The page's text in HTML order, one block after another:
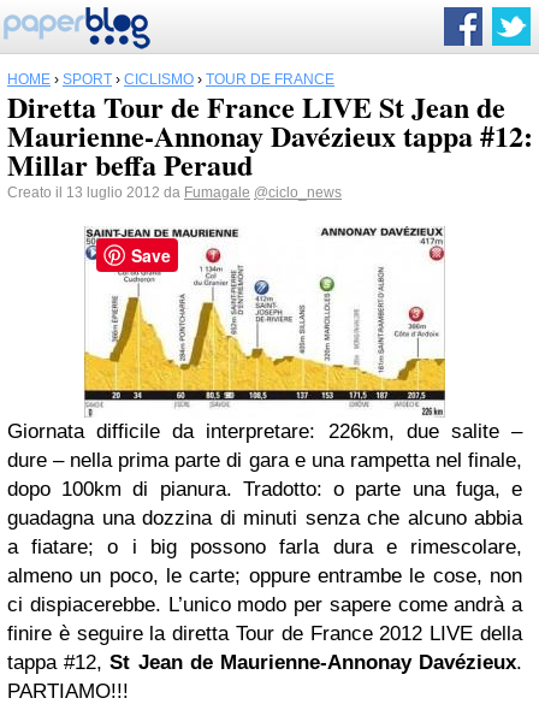
HOME › SPORT › CICLISMO › TOUR DE FRANCE
Diretta Tour de France LIVE St Jean de
Maurienne-Annonay Davézieux tappa #12:
Millar beffa Peraud
Creato il 13 luglio 2012 da Fumagale @ciclo_news
Giornata difficile da interpretare: 226km, due salite –
dure – nella prima parte di gara e una rampetta nel finale,
dopo 100km di pianura. Tradotto: o parte una fuga, e
guadagna una dozzina di minuti senza che alcuno abbia
a fiatare; o i big possono farla dura e rimescolare,
almeno un poco, le carte; oppure entrambe le cose, non
ci dispiacerebbe. L’unico modo per sapere come andrà a
finire è seguire la diretta Tour de France 2012 LIVE della
tappa #12,St Jean de Maurienne-Annonay Davézieux.
PARTIAMO!!!
Save